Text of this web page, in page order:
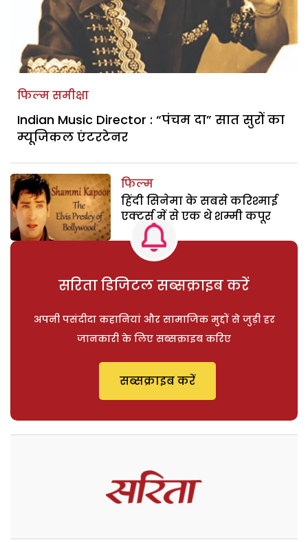
फिल्म समीक्षा
Indian Music Director : “पंचम दा” सात सुरों का
म्यूजिकल एंटरटेनर
फिल्म
हिंदी सिनेमा के सबसे करिश्माई
एक्टर्स में से एक थे शम्मी कपूर
सरिता डिजिटल सब्सक्राइब करें
अपनी पसंदीदा कहानियां और सामाजिक मुद्दों से जुड़ी हर
जानकारी के लिए सब्सक्राइब करिए
सब्सक्राइब करें